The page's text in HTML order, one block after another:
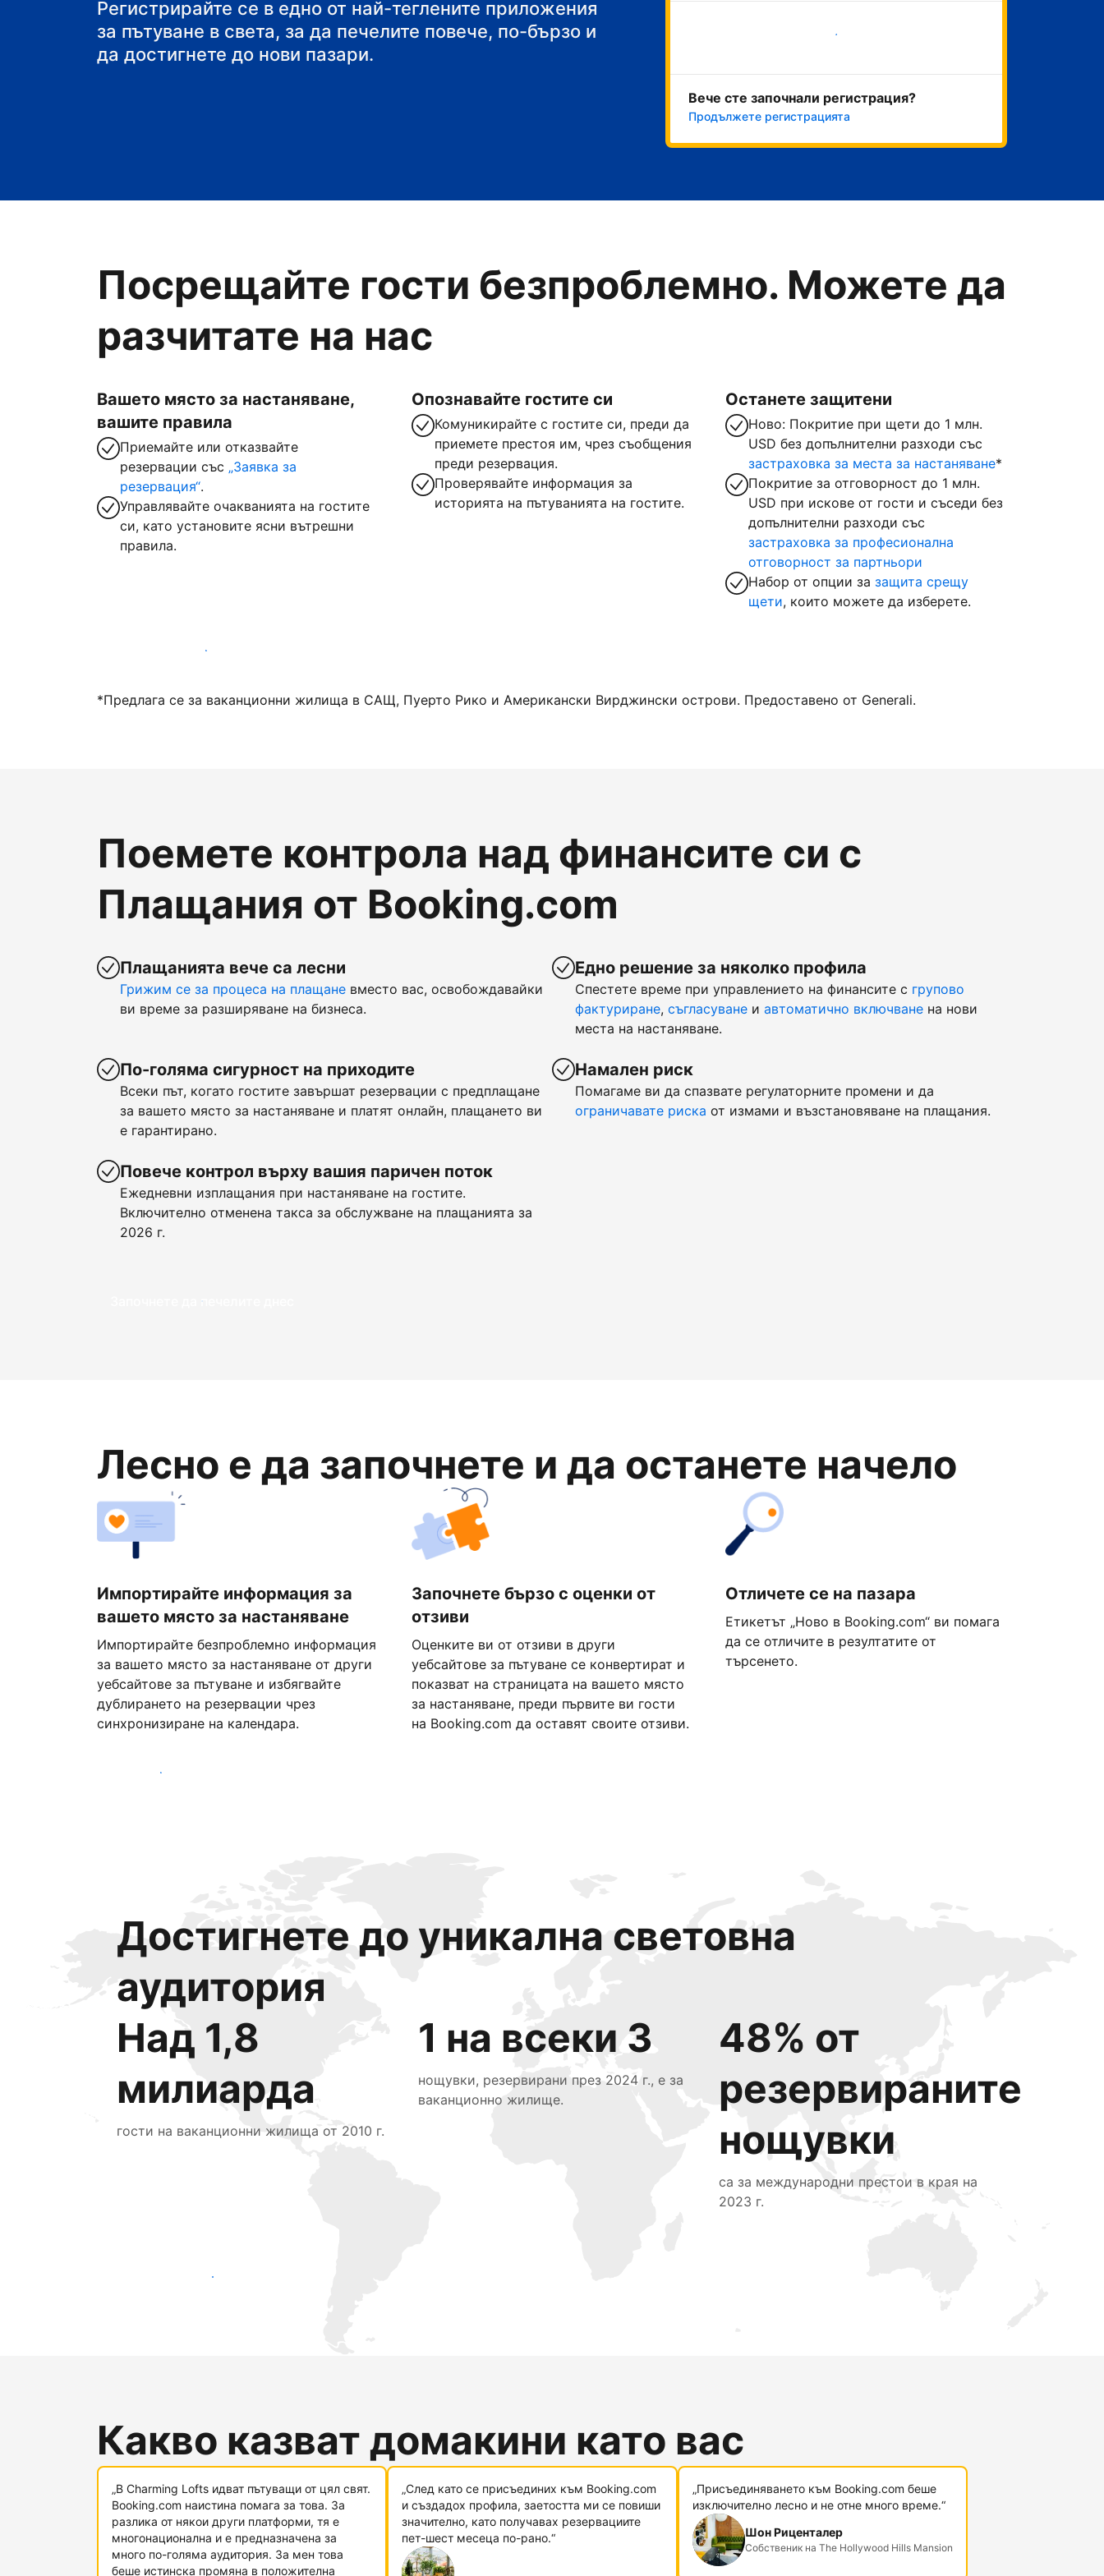
Регистрирайте се в едно от най-теглените приложения
за пътуване в света, за да печелите повече, по-бързо и
да достигнете до нови пазари.
Начало
Вече сте започнали регистрация?
Продължете регистрацията
Посрещайте гости безпроблемно. Можете да
разчитате на нас
Вашето място за настаняване,
вашите правила
Приемайте или отказвайте
резервации със „Заявка за
резервация“.
Управлявайте очакванията на гостите
си, като установите ясни вътрешни
правила.
Опознавайте гостите си
Комуникирайте с гостите си, преди да
приемете престоя им, чрез съобщения
преди резервация.
Проверявайте информация за
историята на пътуванията на гостите.
Останете защитени
Ново: Покритие при щети до 1 млн.
USD без допълнителни разходи със
застраховка за места за настаняване*
Покритие за отговорност до 1 млн.
USD при искове от гости и съседи без
допълнителни разходи със
застраховка за професионална
отговорност за партньори
Набор от опции зазащита срещу
щети, които можете да изберете.
Посрещайте гости с нас днес
*Предлага се за ваканционни жилища в САЩ, Пуерто Рико и Американски Вирджински острови. Предоставено от Generali.
Поемете контрола над финансите си с
Плащания от Booking.com
Плащанията вече са лесни
Грижим се за процеса на плащане вместо вас, освобождавайки
ви време за разширяване на бизнеса.
По-голяма сигурност на приходите
Всеки път, когато гостите завършат резервации с предплащане
за вашето място за настаняване и платят онлайн, плащането ви
е гарантирано.
Повече контрол върху вашия паричен поток
Ежедневни изплащания при настаняване на гостите.
Включително отменена такса за обслужване на плащанията за
2026 г.
Едно решение за няколко профила
Спестете време при управлението на финансите с групово
фактуриране, съгласуване и автоматично включване на нови
места на настаняване.
Намален риск
Помагаме ви да спазвате регулаторните промени и да
ограничавате риска от измами и възстановяване на плащания.
Започнете да печелите днес
Лесно е да започнете и да останете начело
Импортирайте информация за
вашето място за настаняване
Импортирайте безпроблемно информация
за вашето място за настаняване от други
уебсайтове за пътуване и избягвайте
дублирането на резервации чрез
синхронизиране на календара.
Започнете бързо с оценки от
отзиви
Оценките ви от отзиви в други
уебсайтове за пътуване се конвертират и
показват на страницата на вашето място
за настаняване, преди първите ви гости
на Booking.com да оставят своите отзиви.
Отличете се на пазара
Етикетът „Ново в Booking.com“ ви помага
да се отличите в резултатите от
търсенето.
Започнете днес
Достигнете до уникална световна
аудитория
Над 1,8
милиарда
гости на ваканционни жилища от 2010 г.
1 на всеки 3
нощувки, резервирани през 2024 г., е за
ваканционно жилище.
48% от
резервираните
нощувки
са за международни престои в края на
2023 г.
Достигнете до нови гости днес
Какво казват домакини като вас
„В Charming Lofts идват пътуващи от цял свят.
Booking.com наистина помага за това. За
разлика от някои други платформи, тя е
многонационална и е предназначена за
много по-голяма аудитория. За мен това
беше истинска промяна в положителна
„След като се присъединих към Booking.com
и създадох профила, заетостта ми се повиши
значително, като получавах резервациите
пет-шест месеца по-рано.“
„Присъединяването към Booking.com беше
изключително лесно и не отне много време.“
Шон Риценталер
Собственик на The Hollywood Hills Mansion